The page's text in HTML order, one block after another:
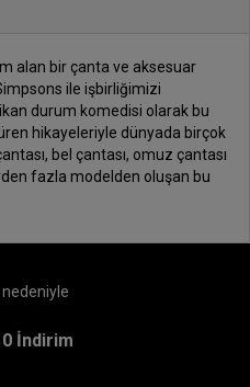
alan bir çanta ve aksesuar
ile işbirliğimizi
durum komedisi olarak bu
hikayeleriyle dünyada birçok
bel çantası, omuz çantası
fazla modelden oluşan bu
İndirim